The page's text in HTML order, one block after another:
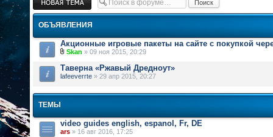
ОБЪЯВЛЕНИЯ
Акционные игровые пакеты на сайте с покупкой
Skan » 09 ноя 2015, 20:29
Таверна «Ржавый Дредноут»
lafeeverrte » 29 апр 2015, 20:27
ТЕМЫ
video guides english, espanol, Fr, DE
ars » 16 авг 2016, 17:25